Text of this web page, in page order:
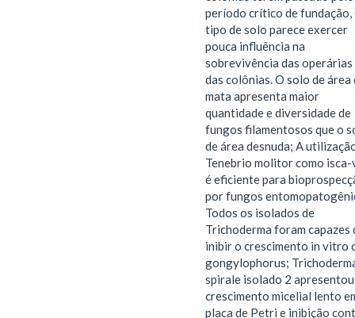
período crítico de fundação,
tipo de solo parece exercer
pouca influência na
sobrevivência das operárias
das colônias. O solo de área
mata apresenta maior
quantidade e diversidade de
fungos filamentosos que o
de área desnuda; A
Tenebrio molitor como
é eficiente para
por fungos
Todos os isolados de
Trichoderma foram capazes
inibir o crescimento in vitro
gongylophorus;
spirale isolado 2 apresentou
crescimento micelial lento
placa de Petri e inibição